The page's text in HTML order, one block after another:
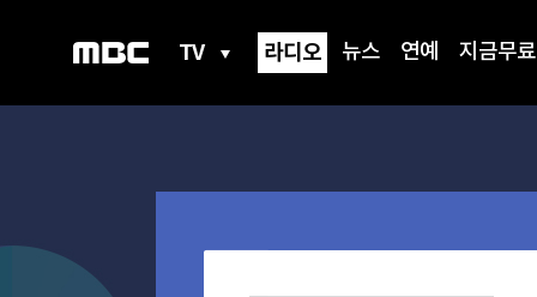
TV 라디오 뉴스 연예 지금무료